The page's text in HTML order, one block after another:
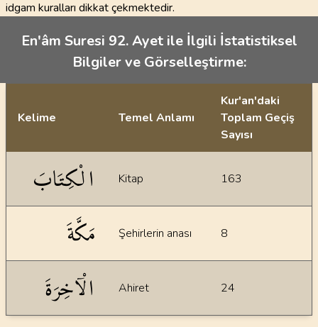
idgam kuralları dikkat çekmektedir.
En'âm Suresi 92. Ayet ile İlgili İstatistiksel
Bilgiler ve Görselleştirme:
Kelime Temel Anlamı
Kur'an'daki
Toplam Geçiş
Sayısı
الْكِتَابَ Kitap 163
مَكَّةَ Şehirlerin anası 8
الْآخِرَةَ Ahiret 24